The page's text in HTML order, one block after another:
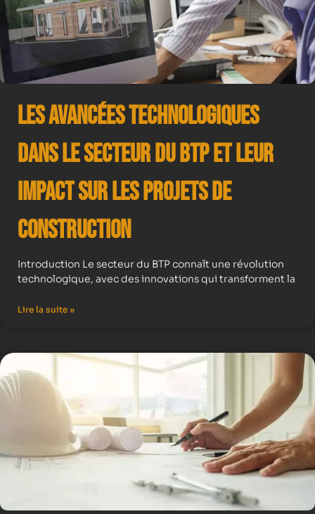
Les avancées technologiques
dans le secteur du BTP et leur
impact sur les projets de
construction
Introduction Le secteur du BTP connaît une révolution
technologique, avec des innovations qui transforment la
Lire la suite »